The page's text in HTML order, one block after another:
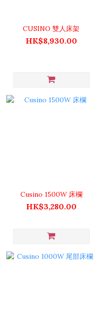
CUSINO 雙人床架
HK$8,930.00
Cusino 1500W 床欄
HK$3,280.00